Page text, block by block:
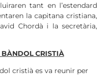
tant en l’estendard
la capitana cristiana,
Chordà i la secretària,
BÀNDOL CRISTIÀ
cristià es va reunir per